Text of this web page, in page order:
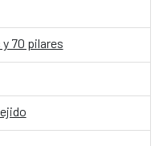
70 pilares